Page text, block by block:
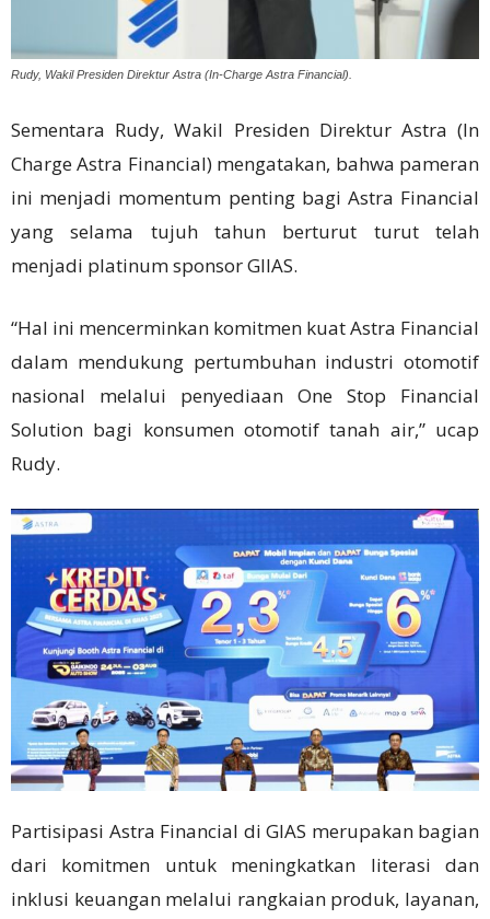
Rudy, Wakil Presiden Direktur Astra (In-Charge Astra Financial).
Sementara Rudy, Wakil Presiden Direktur Astra (In
Charge Astra Financial) mengatakan, bahwa pameran
ini menjadi momentum penting bagi Astra Financial
yang selama tujuh tahun berturut turut telah
menjadi platinum sponsor GIIAS.
“Hal ini mencerminkan komitmen kuat Astra Financial
dalam mendukung pertumbuhan industri otomotif
nasional melalui penyediaan One Stop Financial
Solution bagi konsumen otomotif tanah air,” ucap
Rudy.
Partisipasi Astra Financial di GIAS merupakan bagian
dari komitmen untuk meningkatkan literasi dan
inklusi keuangan melalui rangkaian produk, layanan,